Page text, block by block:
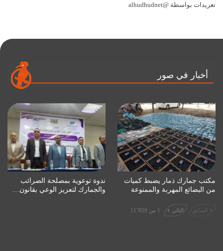
تغريدات بواسطة @alhudhudnet
أخبار في صور
مكتب جمارك ذمار يضبط كميات
من البضائع المهربة والممنوعة
ندوة توعوية بمصلحة الضرائب
والجمارك لتعزيز الوعي بقانون…
السابق التالي 1 من 11٬859